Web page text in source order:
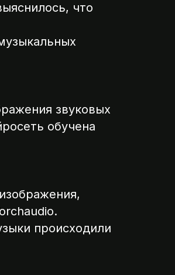
что
звуковых
обучена
происходили